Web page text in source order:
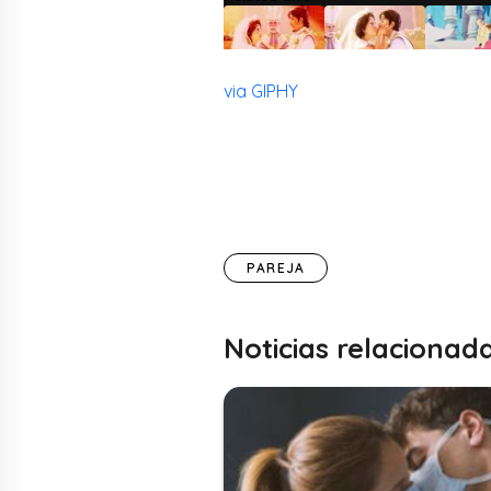
via GIPHY
PAREJA
Noticias